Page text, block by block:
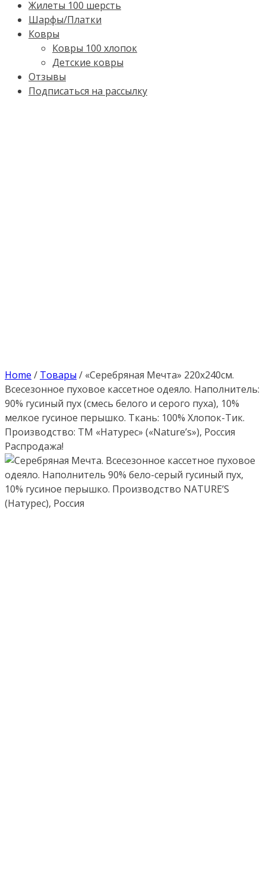
Жилеты 100 шерсть
Шарфы/Платки
Ковры
Ковры 100 хлопок
Детские ковры
Отзывы
Подписаться на рассылку
Home / Товары / «Серебряная Мечта» 220х240см.
Всесезонное пуховое кассетное одеяло. Наполнитель:
90% гусиный пух (смесь белого и серого пуха), 10%
мелкое гусиное перышко. Ткань: 100% Хлопок-Тик.
Производство: ТМ «Натурес» («Nature’s»), Россия
Распродажа!